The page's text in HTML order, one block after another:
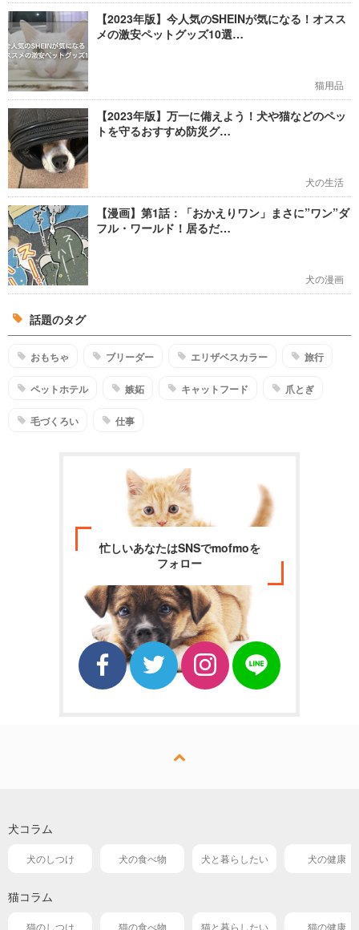
【2023年版】今人気のSHEINが気になる！オスス
メの激安ペットグッズ10選…
猫用品
【2023年版】万一に備えよう！犬や猫などのペッ
トを守るおすすめ防災グ…
犬の生活
【漫画】第1話：「おかえりワン」まさに”ワン”ダ
フル・ワールド！居るだ…
犬の漫画
話題のタグ
おもちゃ ブリーダー エリザベスカラー 旅行
ペットホテル 嫉妬 キャットフード 爪とぎ
毛づくろい 仕事
忙しいあなたはSNSでmofmoを
フォロー
犬コラム
犬のしつけ 犬の食べ物 犬と暮らしたい 犬の健康
猫コラム
猫のしつけ 猫の食べ物 猫と暮らしたい 猫の健康